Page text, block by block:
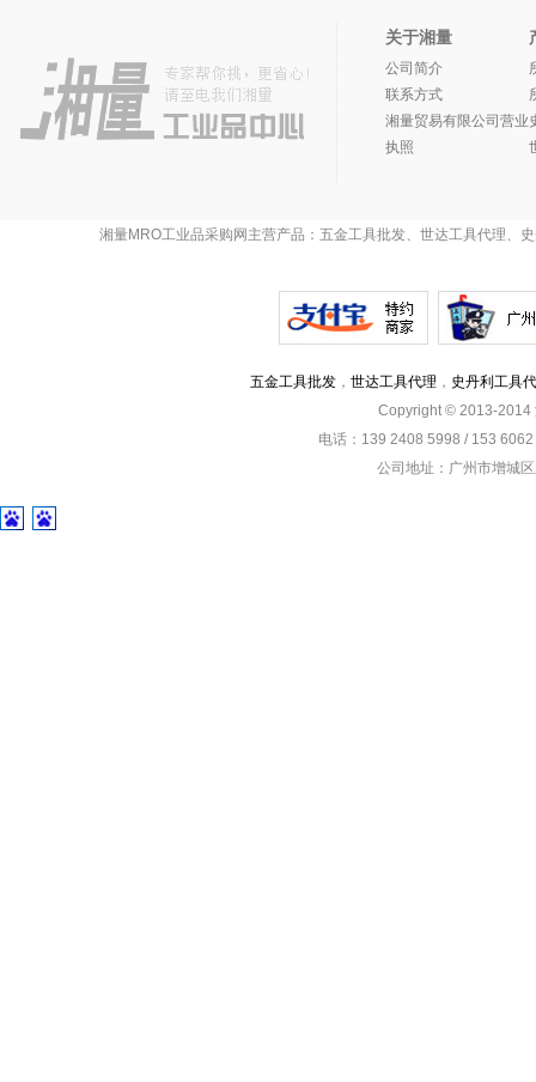
关于湘量
公司简介
联系方式
湘量贸易有限公司营业
执照
湘量MRO工业品采购网主营产品：五金工具批发、世达工具代理、
五金工具批发 ， 世达工具代理 ， 史丹利工具
Copyright © 2013-2014
电话：139 2408 5998 / 153
公司地址：广州市增城